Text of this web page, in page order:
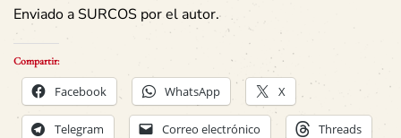
Enviado a SURCOS por el autor.
Compartir:
Facebook WhatsApp X
Telegram Correo electrónico Threads